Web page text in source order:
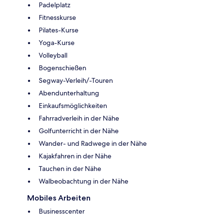
Padelplatz
Fitnesskurse
Pilates-Kurse
Yoga-Kurse
Volleyball
Bogenschießen
Segway-Verleih/-Touren
Abendunterhaltung
Einkaufsmöglichkeiten
Fahrradverleih in der Nähe
Golfunterricht in der Nähe
Wander- und Radwege in der Nähe
Kajakfahren in der Nähe
Tauchen in der Nähe
Walbeobachtung in der Nähe
Mobiles Arbeiten
Businesscenter